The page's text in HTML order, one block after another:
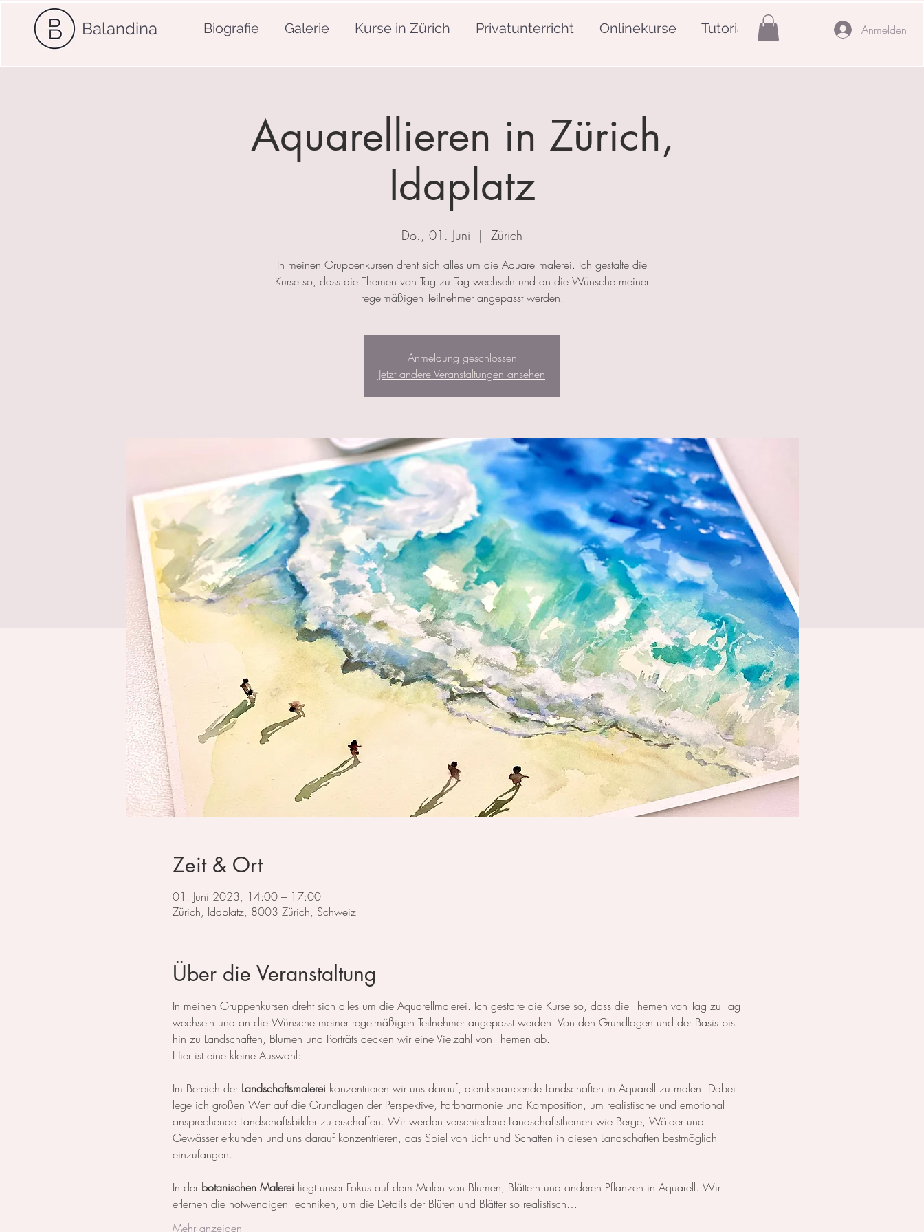
Balandina Biografie Galerie Kurse in Zürich Privatunterricht Onlinekurse Tutorials Anmelden
Aquarellieren in Zürich,
Idaplatz
Do., 01. Juni
  |
Zürich
In meinen Gruppenkursen dreht sich alles um die Aquarellmalerei. Ich gestalte die
Kurse so, dass die Themen von Tag zu Tag wechseln und an die Wünsche meiner
regelmäßigen Teilnehmer angepasst werden.
Anmeldung geschlossen
Jetzt andere Veranstaltungen ansehen
Zeit & Ort
01. Juni 2023, 14:00 – 17:00
Zürich, Idaplatz, 8003 Zürich, Schweiz
Über die Veranstaltung
In meinen Gruppenkursen dreht sich alles um die Aquarellmalerei. Ich gestalte die Kurse so, dass die Themen von Tag zu Tag
wechseln und an die Wünsche meiner regelmäßigen Teilnehmer angepasst werden. Von den Grundlagen und der Basis bis
hin zu Landschaften, Blumen und Porträts decken wir eine Vielzahl von Themen ab.
Hier ist eine kleine Auswahl:
Im Bereich der Landschaftsmalerei konzentrieren wir uns darauf, atemberaubende Landschaften in Aquarell zu malen. Dabei
lege ich großen Wert auf die Grundlagen der Perspektive, Farbharmonie und Komposition, um realistische und emotional
ansprechende Landschaftsbilder zu erschaffen. Wir werden verschiedene Landschaftsthemen wie Berge, Wälder und
Gewässer erkunden und uns darauf konzentrieren, das Spiel von Licht und Schatten in diesen Landschaften bestmöglich
einzufangen.
In der botanischen Malerei liegt unser Fokus auf dem Malen von Blumen, Blättern und anderen Pflanzen in Aquarell. Wir
erlernen die notwendigen Techniken, um die Details der Blüten und Blätter so realistisch…
Mehr anzeigen